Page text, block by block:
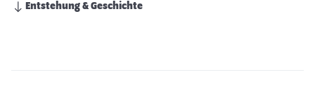
Entstehung & Geschichte